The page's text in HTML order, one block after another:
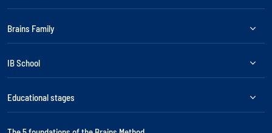
Brains Family
IB School
Educational stages